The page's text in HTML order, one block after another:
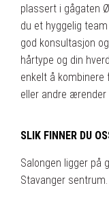
plassert i gågaten
du et hyggelig
god konsultasjon
hårtype og din
enkelt å
eller andre ærender
SLIK FINNER DU
Salongen ligger på
Stavanger sentrum.